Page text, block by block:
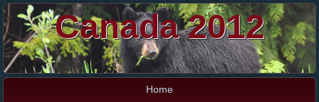
Canada 2012
Home